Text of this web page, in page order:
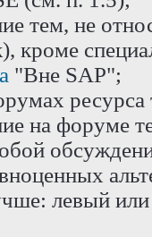
тем, не
кроме
"Вне SAP";
на форуме
левый или